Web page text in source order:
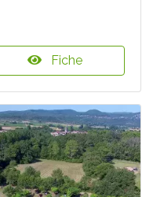
Fiche